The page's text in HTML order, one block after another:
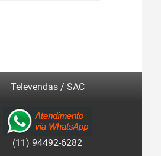
Televendas / SAC
(11) 94492-6282